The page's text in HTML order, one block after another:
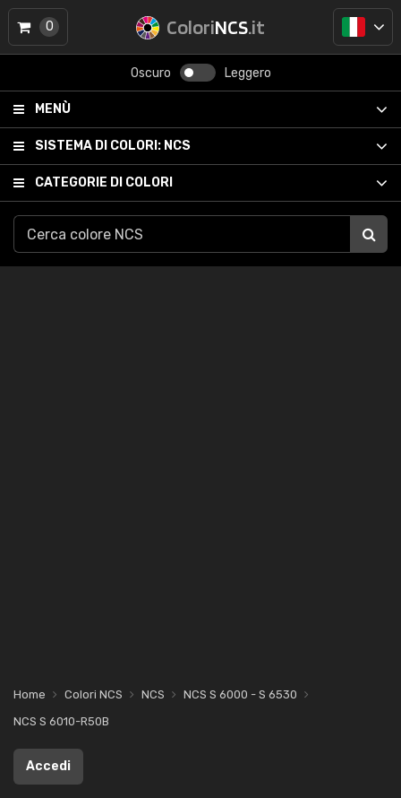
ColoriNCS.it
Oscuro Leggero
MENÙ
SISTEMA DI COLORI: NCS
CATEGORIE DI COLORI
0
Home Colori NCS NCS
NCS S 6000 - S 6530
NCS S 6010-R50B
Accedi